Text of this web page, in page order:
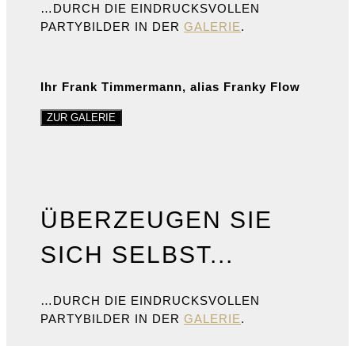
…DURCH DIE EINDRUCKSVOLLEN
PARTYBILDER IN DERGALERIE.
Ihr Frank Timmermann, alias Franky Flow
ZUR GALERIE
ÜBERZEUGEN SIE
SICH SELBST...
…DURCH DIE EINDRUCKSVOLLEN
PARTYBILDER IN DERGALERIE.